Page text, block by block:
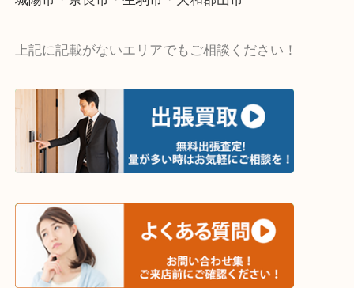
・出張買取エリア
木津川市・精華町・京田辺市・井手町
和束町・笠置町・高の原・西大寺・南山城村
城陽市・奈良市・生駒市・大和郡山市